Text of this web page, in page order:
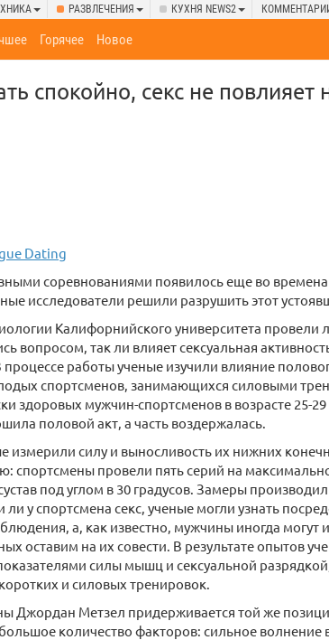
РАЗВЛЕЧЕНИЯ КУХНЯ NEWS2
Горячее Новое
спокойно, секс не повлияет
Dating
соревнованиями появилось еще во
исследователи решили разрушить этот
Калифорнийского университета провели
вопросом, так ли влияет сексуальная
процессе работы ученые изучили влияние
спортсменов, занимающихся силовыми
здоровых мужчин-спортсменов в возрасте 25-
половой акт, а часть воздержалась.
измерили силу и выносливость их нижних
спортсмены провели пять серий на
под углом в 30 градусов. Замеры
у спортсмена секс, ученые могли узнать
а, как известно, мужчины иногда могут
оставим на их совести. В результате опытов
силы мышц и сексуальной
и силовых тренировок.
Джордан Метзел придерживается той же
количество факторов: сильное волнение